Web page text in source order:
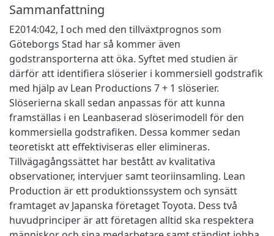
Sammanfattning
E2014:042, I och med den tillväxtprognos som
Göteborgs Stad har så kommer även
godstransporterna att öka. Syftet med studien är
därför att identifiera slöserier i kommersiell godstrafik
med hjälp av Lean Productions 7 + 1 slöserier.
Slöserierna skall sedan anpassas för att kunna
framställas i en Leanbaserad slöserimodell för den
kommersiella godstrafiken. Dessa kommer sedan
teoretiskt att effektiviseras eller elimineras.
Tillvägagångssättet har bestått av kvalitativa
observationer, intervjuer samt teoriinsamling. Lean
Production är ett produktionssystem och synsätt
framtaget av Japanska företaget Toyota. Dess två
huvudprinciper är att företagen alltid ska respektera